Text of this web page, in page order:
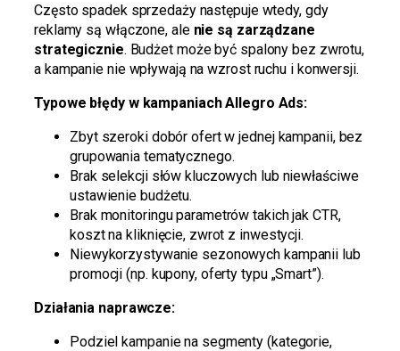
Często spadek sprzedaży następuje wtedy, gdy
reklamy są włączone, ale nie są zarządzane
strategicznie. Budżet może być spalony bez zwrotu,
a kampanie nie wpływają na wzrost ruchu i konwersji.
Typowe błędy w kampaniach Allegro Ads:
Zbyt szeroki dobór ofert w jednej kampanii, bez
grupowania tematycznego.
Brak selekcji słów kluczowych lub niewłaściwe
ustawienie budżetu.
Brak monitoringu parametrów takich jak CTR,
koszt na kliknięcie, zwrot z inwestycji.
Niewykorzystywanie sezonowych kampanii lub
promocji (np. kupony, oferty typu „Smart”).
Działania naprawcze:
Podziel kampanie na segmenty (kategorie,